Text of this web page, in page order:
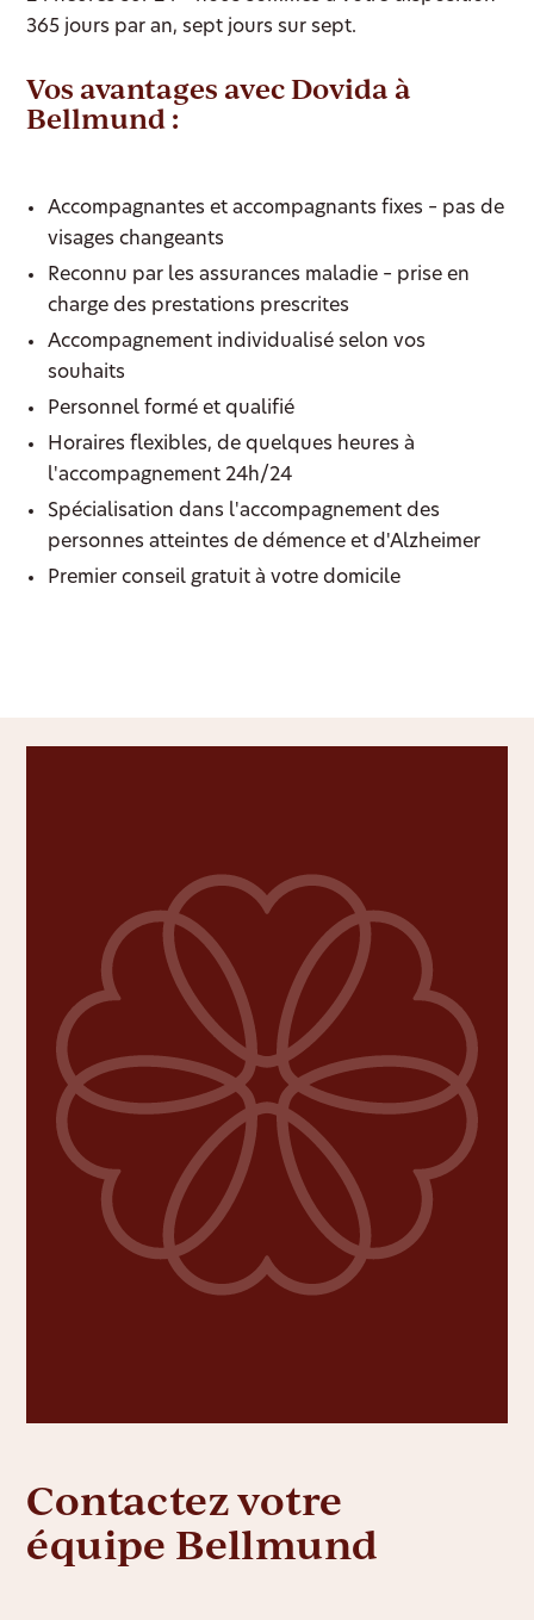
365 jours par an, sept jours sur sept.
Vos avantages avec Dovida à
Bellmund :
Accompagnantes et accompagnants fixes – pas de
visages changeants
Reconnu par les assurances maladie – prise en
charge des prestations prescrites
Accompagnement individualisé selon vos
souhaits
Personnel formé et qualifié
Horaires flexibles, de quelques heures à
l'accompagnement 24h/24
Spécialisation dans l'accompagnement des
personnes atteintes de démence et d'Alzheimer
Premier conseil gratuit à votre domicile
Contactez votre
équipe Bellmund